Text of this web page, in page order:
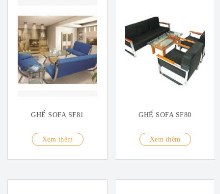
GHẾ SOFA SF81
Xem thêm
GHẾ SOFA SF80
Xem thêm